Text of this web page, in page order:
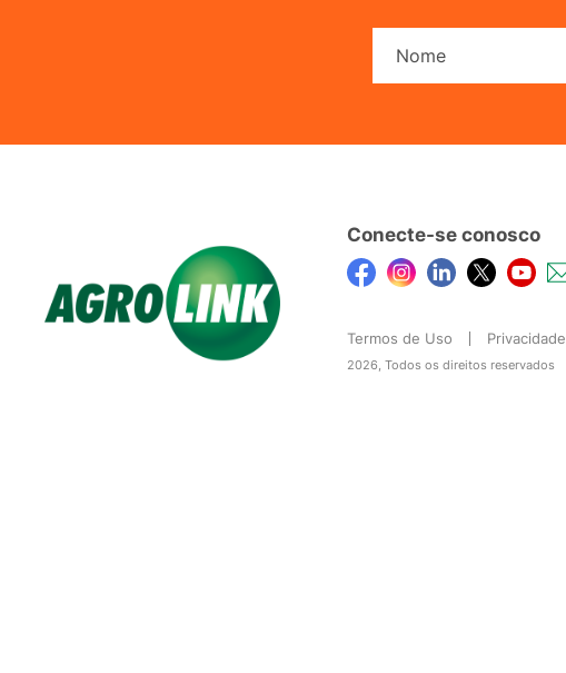
Conecte-se conosco
Termos de Uso Privacidade
2026, Todos os direitos reservados